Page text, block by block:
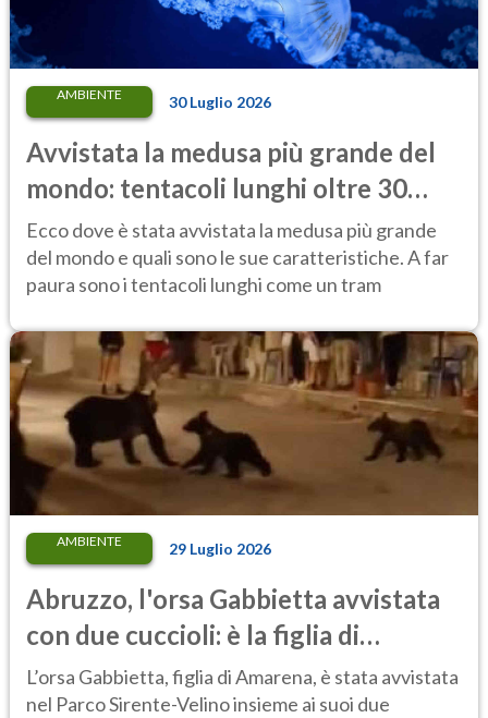
AMBIENTE 30 Luglio 2026
Avvistata la medusa più grande del
mondo: tentacoli lunghi oltre 30
metri, più di un tram cittadino
Ecco dove è stata avvistata la medusa più grande
del mondo e quali sono le sue caratteristiche. A far
paura sono i tentacoli lunghi come un tram
AMBIENTE 29 Luglio 2026
Abruzzo, l'orsa Gabbietta avvistata
con due cuccioli: è la figlia di
Amarena
L’orsa Gabbietta, figlia di Amarena, è stata avvistata
nel Parco Sirente-Velino insieme ai suoi due